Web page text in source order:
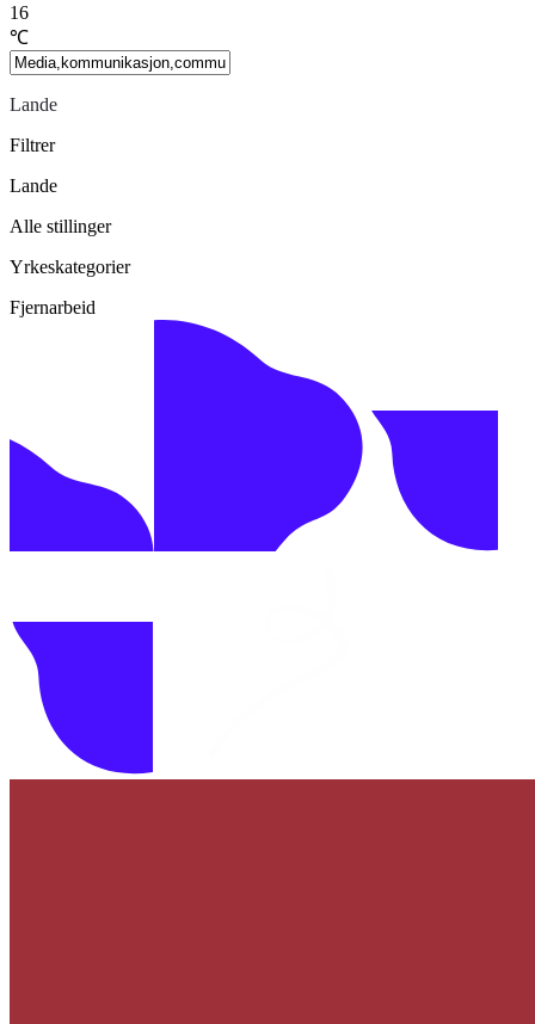
16
℃
Lande
Filtrer
Lande
Alle stillinger
Yrkeskategorier
Fjernarbeid